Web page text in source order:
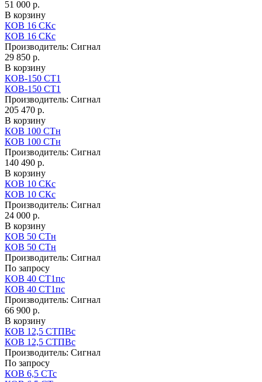
51 000 р.
В корзину
КОВ 16 СКс
КОВ 16 СКс
Производитель: Сигнал
29 850 р.
В корзину
КОВ-150 СТ1
КОВ-150 СТ1
Производитель: Сигнал
205 470 р.
В корзину
КОВ 100 СТн
КОВ 100 СТн
Производитель: Сигнал
140 490 р.
В корзину
КОВ 10 СКс
КОВ 10 СКс
Производитель: Сигнал
24 000 р.
В корзину
КОВ 50 СТн
КОВ 50 СТн
Производитель: Сигнал
По запросу
КОВ 40 СТ1пс
КОВ 40 СТ1пс
Производитель: Сигнал
66 900 р.
В корзину
КОВ 12,5 СТПВс
КОВ 12,5 СТПВс
Производитель: Сигнал
По запросу
КОВ 6,5 СТс